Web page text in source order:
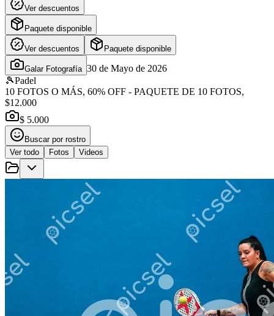
Ver descuentos
Paquete disponible
Ver descuentos Paquete disponible
Galar Fotografía 30 de Mayo de 2026
🎾Padel
10 FOTOS O MÁS, 60% OFF - PAQUETE DE 10 FOTOS,
$12.000
$ 5.000
Buscar por rostro
Ver todo
Fotos Videos